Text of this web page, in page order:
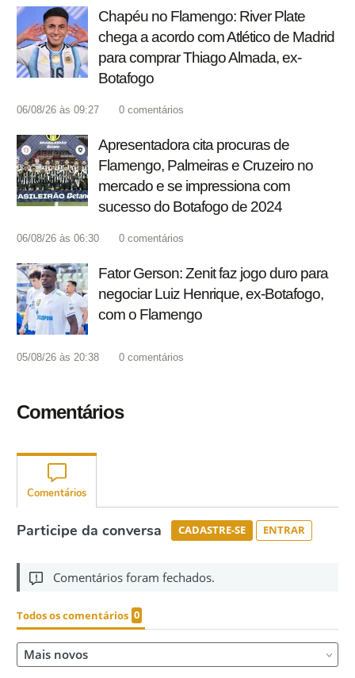
Chapéu no Flamengo: River Plate
chega a acordo com Atlético de Madrid
para comprar Thiago Almada, ex-
Botafogo
06/08/26 às 09:27 0 comentários
Apresentadora cita procuras de
Flamengo, Palmeiras e Cruzeiro no
mercado e se impressiona com
sucesso do Botafogo de 2024
06/08/26 às 06:30 0 comentários
Fator Gerson: Zenit faz jogo duro para
negociar Luiz Henrique, ex-Botafogo,
com o Flamengo
05/08/26 às 20:38 0 comentários
Comentários